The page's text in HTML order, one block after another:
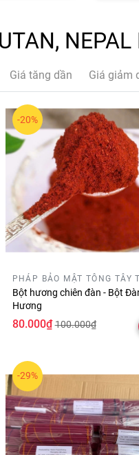
Giá tăng dần Giá giảm
-20%
PHÁP BẢO MẬT TÔNG TÂY
Bột hương chiên đàn - Bột
Hương
80.000₫ 100.000₫
-29%